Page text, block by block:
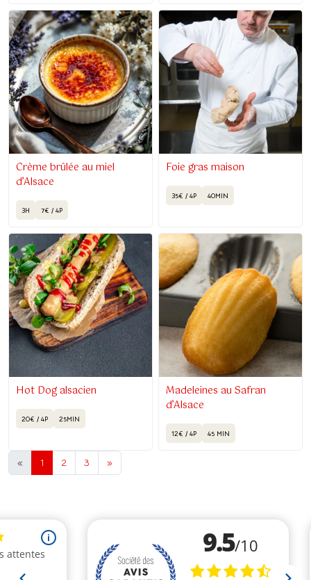
Crème brûlée au miel
d’Alsace
3H 7€ / 4P
Foie gras maison
35€ / 4P 40MIN
Hot Dog alsacien
20€ / 4P 25MIN
Madeleines au Safran
d’Alsace
12€ / 4P 45 MIN
« 1 2 3 »